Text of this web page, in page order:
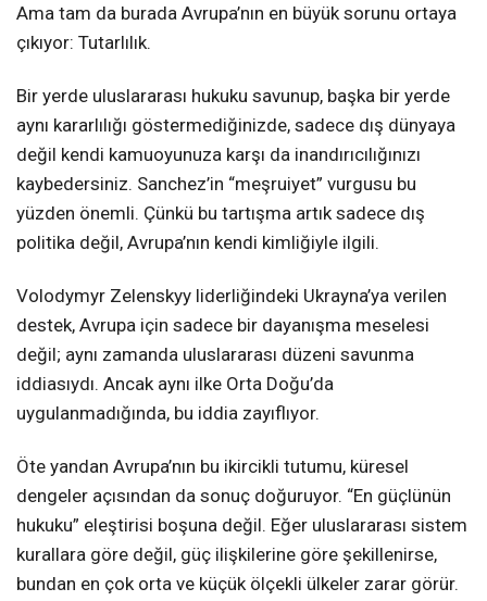
Ama tam da burada Avrupa’nın en büyük sorunu ortaya
çıkıyor: Tutarlılık.
Bir yerde uluslararası hukuku savunup, başka bir yerde
aynı kararlılığı göstermediğinizde, sadece dış dünyaya
değil kendi kamuoyunuza karşı da inandırıcılığınızı
kaybedersiniz. Sanchez’in “meşruiyet” vurgusu bu
yüzden önemli. Çünkü bu tartışma artık sadece dış
politika değil, Avrupa’nın kendi kimliğiyle ilgili.
Volodymyr Zelenskyy liderliğindeki Ukrayna’ya verilen
destek, Avrupa için sadece bir dayanışma meselesi
değil; aynı zamanda uluslararası düzeni savunma
iddiasıydı. Ancak aynı ilke Orta Doğu’da
uygulanmadığında, bu iddia zayıflıyor.
Öte yandan Avrupa’nın bu ikircikli tutumu, küresel
dengeler açısından da sonuç doğuruyor. “En güçlünün
hukuku” eleştirisi boşuna değil. Eğer uluslararası sistem
kurallara göre değil, güç ilişkilerine göre şekillenirse,
bundan en çok orta ve küçük ölçekli ülkeler zarar görür.